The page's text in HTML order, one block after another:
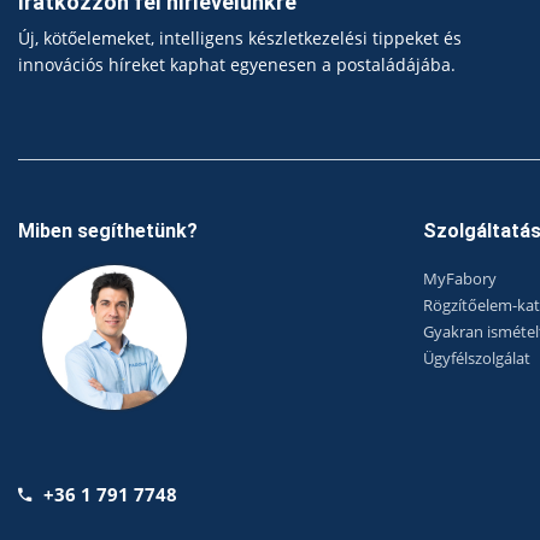
Új, kötőelemeket, intelligens készletkezelési tippeket és
innovációs híreket kaphat egyenesen a postaládájába.
Miben segíthetünk?
+36 1 791 7748
Szolgáltatás
MyFabory
Rögzítőelem-
Gyakran
Ügyfélszolgálat